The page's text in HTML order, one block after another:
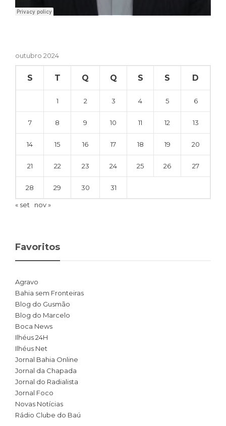
outubro 2024
S T Q Q S S D
1 2 3 4 5 6
7 8 9 10 11 12 13
14 15 16 17 18 19 20
21 22 23 24 25 26 27
28 29 30 31
« set nov »
Favoritos
Agravo
Bahia sem Fronteiras
Blog do Gusmão
Blog do Marcelo
Boca News
Ilhéus 24H
Ilhéus Net
Jornal Bahia Online
Jornal da Chapada
Jornal do Radialista
Jornal Foco
Novas Notícias
Rádio Clube do Baú